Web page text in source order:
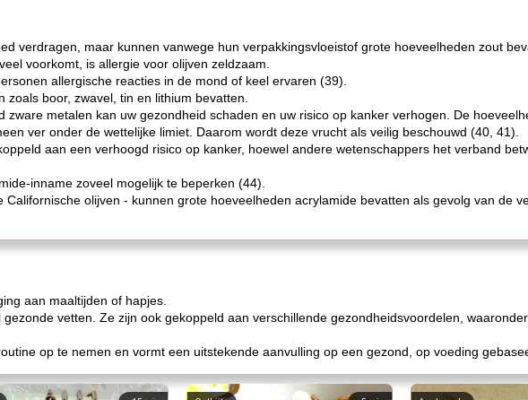
verdragen, maar kunnen vanwege hun verpakkingsvloeistof grote hoeveelheden zout
voorkomt, is allergie voor olijven zeldzaam.
allergische reacties in de mond of keel ervaren (39).
boor, zwavel, tin en lithium bevatten.
zware metalen kan uw gezondheid schaden en uw risico op kanker verhogen. De
ver onder de wettelijke limiet. Daarom wordt deze vrucht als veilig beschouwd (40, 41).
aan een verhoogd risico op kanker, hoewel andere wetenschappers het verband
inname zoveel mogelijk te beperken (44).
olijven - kunnen grote hoeveelheden acrylamide bevatten als gevolg van de
aan maaltijden of hapjes.
vetten. Ze zijn ook gekoppeld aan verschillende gezondheidsvoordelen,
op te nemen en vormt een uitstekende aanvulling op een gezond, op voeding